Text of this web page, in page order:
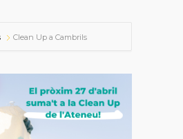
Clean Up a Cambrils